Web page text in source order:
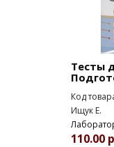
Тесты
Код
Ищук Е.
110.00